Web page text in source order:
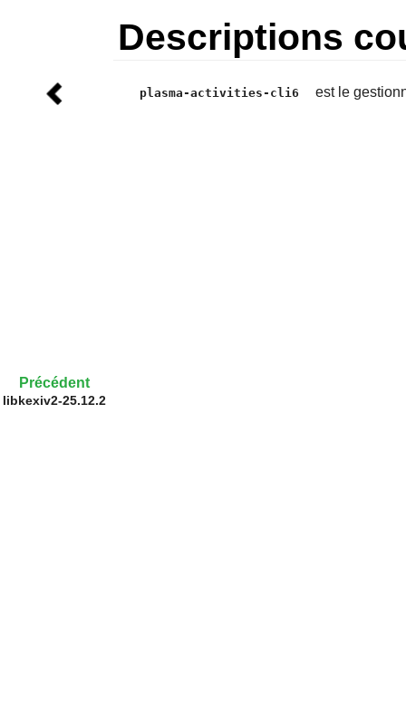
Descriptions
plasma-activities-cli6 est le
Précédent
libkexiv2-25.12.2